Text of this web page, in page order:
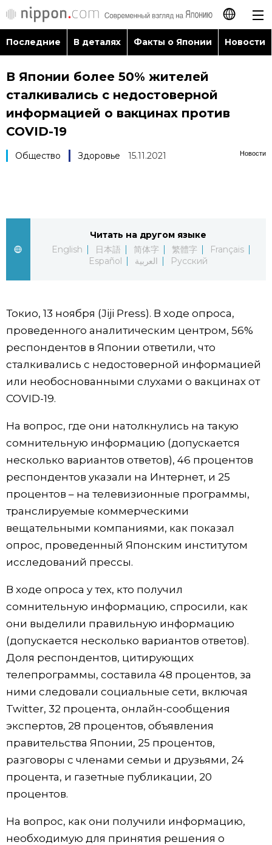
日本語
English
العربية
Последние
В деталях
Новости
Путеводитель по Японии
Блог
Политика
Экономика
Общество
Культура
Жизнь
Технологии
Токио
От редакции
Японский язык
Японский калейдоскоп
Семья
Еда и напитки
Последние В деталях Факты о Японии Новости
В Японии более 50% жителей
сталкивались с недостоверной
информацией о вакцинах против
COVID-19
Новости
Общество Здоровье 15.11.2021
Читать на другом языке
English
日本語 简体字 繁體字
Français
Español
العربية Русский
Токио, 13 ноября (Jiji Press). В ходе опроса,
проведенного аналитическим центром, 56%
респондентов в Японии ответили, что
сталкивались с недостоверной информацией
или необоснованными слухами о вакцинах от
COVID-19.
На вопрос, где они натолкнулись на такую ​​
сомнительную информацию (допускается
несколько вариантов ответов), 46 процентов
респондентов указали на Интернет, и 25
процентов – на телевизионные программы,
транслируемые коммерческими
вещательными компаниями, как показал
опрос, проведенный Японским институтом
исследований прессы.
В ходе опроса у тех, кто получил
сомнительную информацию, спросили, как
они выделили правильную информацию
(допускается несколько вариантов ответов).
Доля респондентов, цитирующих
телепрограммы, составила 48 процентов, за
ними следовали социальные сети, включая
Twitter, 32 процента, онлайн-сообщения
экспертов, 28 процентов, объявления
правительства Японии, 25 процентов,
разговоры с членами семьи и друзьями, 24
процента, и газетные публикации, 20
процентов.
На вопрос, как они получили информацию,
необходимую для принятия решения о